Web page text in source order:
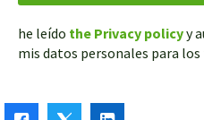
he leído the Privacy policyy
mis datos personales para